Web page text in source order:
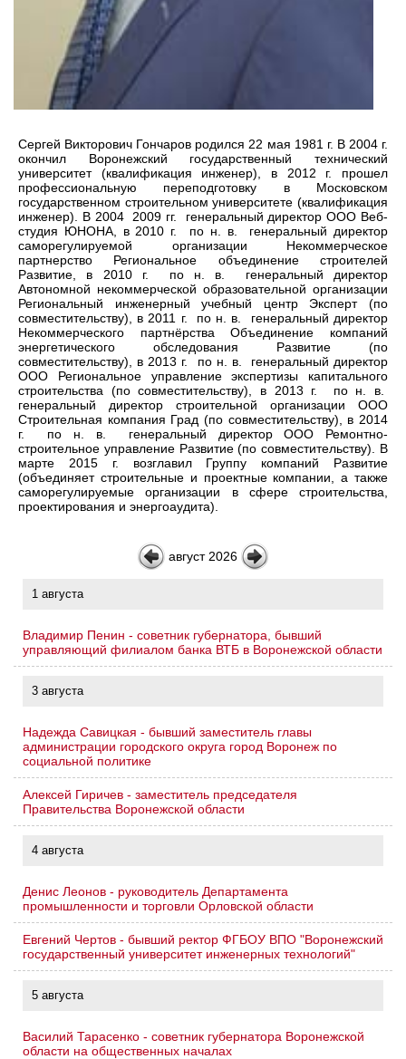
Сергей Викторович Гончаров родился 22 мая 1981 г. В 2004 г.
окончил Воронежский государственный технический
университет (квалификация инженер), в 2012 г. прошел
профессиональную переподготовку в Московском
государственном строительном университете (квалификация
инженер). В 2004 2009 гг. генеральный директор ООО Веб-
студия ЮНОНА, в 2010 г. по н. в. генеральный директор
саморегулируемой организации Некоммерческое
партнерство Региональное объединение строителей
Развитие, в 2010 г. по н. в. генеральный директор
Автономной некоммерческой образовательной организации
Региональный инженерный учебный центр Эксперт (по
совместительству), в 2011 г. по н. в. генеральный директор
Некоммерческого партнёрства Объединение компаний
энергетического обследования Развитие (по
совместительству), в 2013 г. по н. в. генеральный директор
ООО Региональное управление экспертизы капитального
строительства (по совместительству), в 2013 г. по н. в.
генеральный директор строительной организации ООО
Строительная компания Град (по совместительству), в 2014
г. по н. в. генеральный директор ООО Ремонтно-
строительное управление Развитие (по совместительству). В
марте 2015 г. возглавил Группу компаний Развитие
(объединяет строительные и проектные компании, а также
саморегулируемые организации в сфере строительства,
проектирования и энергоаудита).
август 2026
1 августа
Владимир Пенин - советник губернатора, бывший
управляющий филиалом банка ВТБ в Воронежской области
3 августа
Надежда Савицкая - бывший заместитель главы
администрации городского округа город Воронеж по
социальной политике
Алексей Гиричев - заместитель председателя
Правительства Воронежской области
4 августа
Денис Леонов - руководитель Департамента
промышленности и торговли Орловской области
Евгений Чертов - бывший ректор ФГБОУ ВПО "Воронежский
государственный университет инженерных технологий"
5 августа
Василий Тарасенко - советник губернатора Воронежской
области на общественных началах